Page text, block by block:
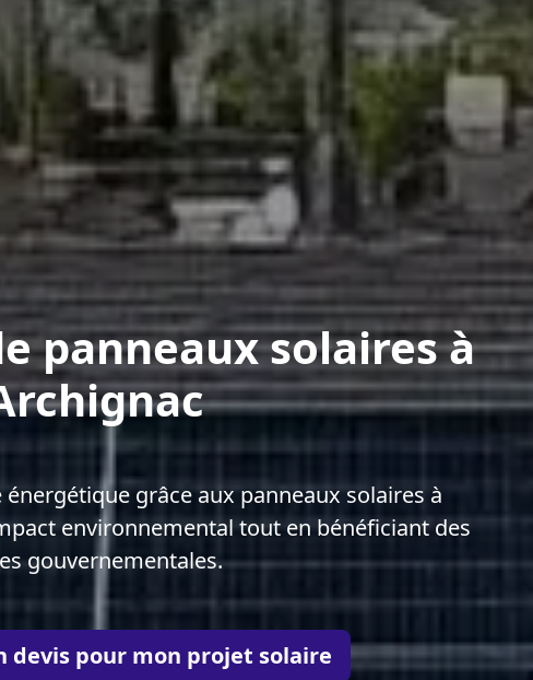
panneaux solaires à
grâce aux panneaux solaires à
environnemental tout en bénéficiant des
gouvernementales.
devis pour mon projet solaire